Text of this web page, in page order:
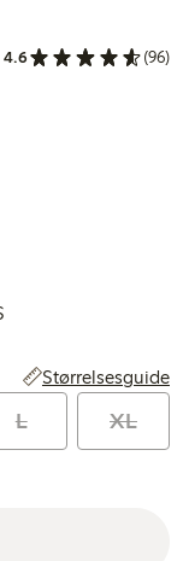
kr. kr.
4.6 (96)
Størrelsesguide
L XL